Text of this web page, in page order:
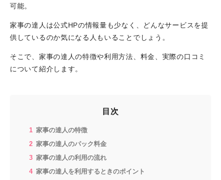
可能。
家事の達人は公式HPの情報量も少なく、どんなサービスを提
供しているのか気になる人もいることでしょう。
そこで、家事の達人の特徴や利用方法、料金、実際の口コミ
について紹介します。
目次
家事の達人の特徴
家事の達人のパック料金
家事の達人の利用の流れ
家事の達人を利用するときのポイント